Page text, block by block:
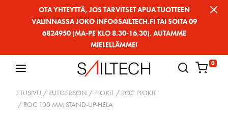
OTA YHTEYTTÄ, JOS TARVITSET APUA TUOTTEEN
VALINNASSA JOKO INFO@SAILTECH.FI TAI SOITA 09
6824950 (MA-PE KLO 8.30-16.30). AUTAMME
MIELELLÄMME!
0
ETUSIVU / RUTGERSON / PLOKIT / ROC PLOKIT
/ ROC 100 MM STAND-UP-HELA